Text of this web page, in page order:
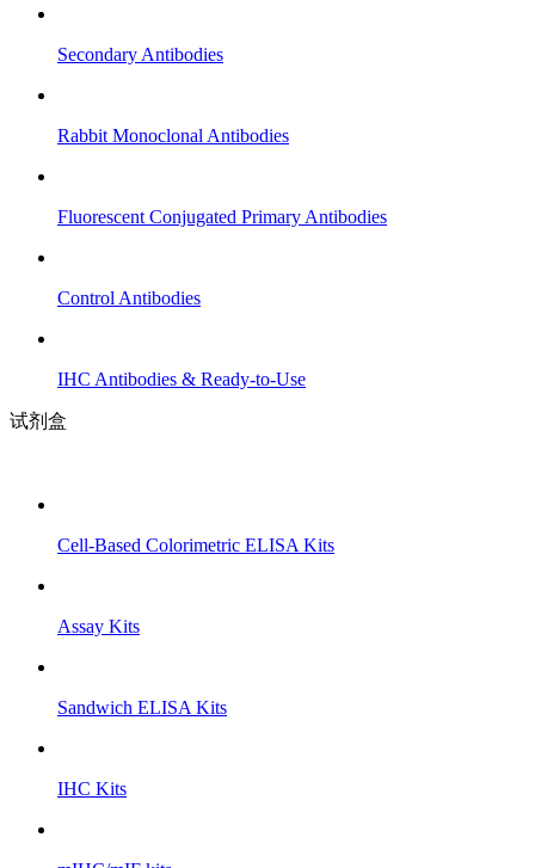
Secondary Antibodies
Rabbit Monoclonal Antibodies
Fluorescent Conjugated Primary Antibodies
Control Antibodies
IHC Antibodies & Ready-to-Use
试剂盒
Cell-Based Colorimetric ELISA Kits
Assay Kits
Sandwich ELISA Kits
IHC Kits